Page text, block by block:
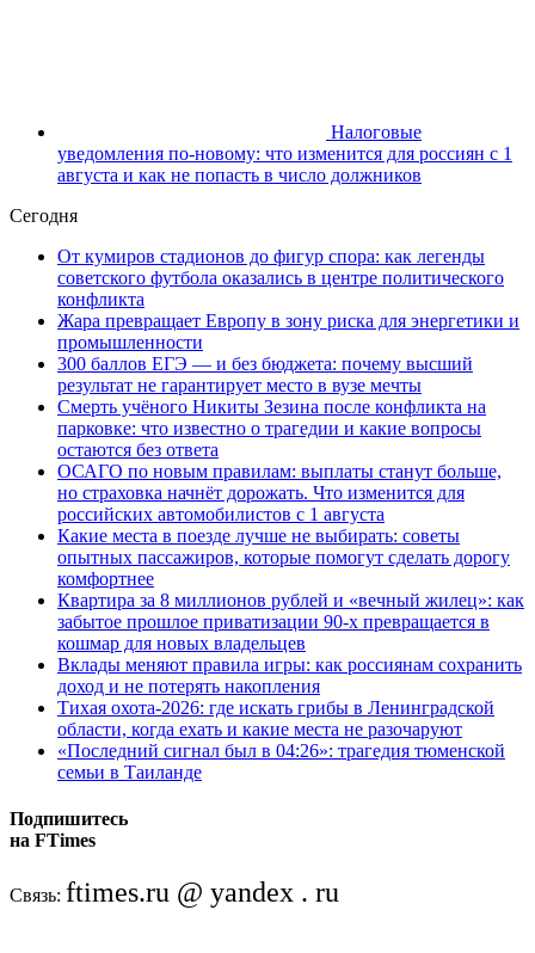
Налоговые
уведомления по-новому: что изменится для россиян с 1
августа и как не попасть в число должников
Сегодня
От кумиров стадионов до фигур спора: как легенды
советского футбола оказались в центре политического
конфликта
Жара превращает Европу в зону риска для энергетики и
промышленности
300 баллов ЕГЭ — и без бюджета: почему высший
результат не гарантирует место в вузе мечты
Смерть учёного Никиты Зезина после конфликта на
парковке: что известно о трагедии и какие вопросы
остаются без ответа
ОСАГО по новым правилам: выплаты станут больше,
но страховка начнёт дорожать. Что изменится для
российских автомобилистов с 1 августа
Какие места в поезде лучше не выбирать: советы
опытных пассажиров, которые помогут сделать дорогу
комфортнее
Квартира за 8 миллионов рублей и «вечный жилец»: как
забытое прошлое приватизации 90-х превращается в
кошмар для новых владельцев
Вклады меняют правила игры: как россиянам сохранить
доход и не потерять накопления
Тихая охота-2026: где искать грибы в Ленинградской
области, когда ехать и какие места не разочаруют
«Последний сигнал был в 04:26»: трагедия тюменской
семьи в Таиланде
Подпишитесь
на FTimes
Связь: ftimes.ru @ yandex . ru